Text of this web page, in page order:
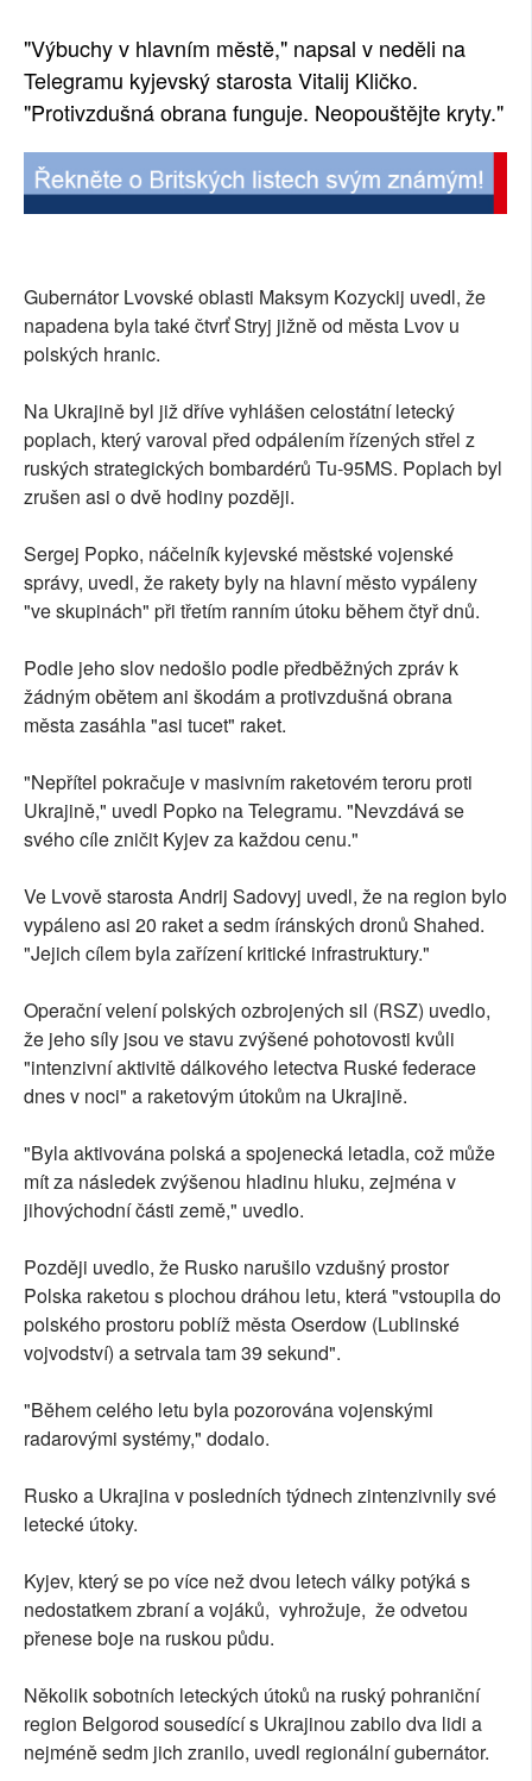
"Výbuchy v hlavním městě," napsal v neděli na
Telegramu kyjevský starosta Vitalij Kličko.
"Protivzdušná obrana funguje. Neopouštějte kryty."
Gubernátor Lvovské oblasti Maksym Kozyckij uvedl, že
napadena byla také čtvrť Stryj jižně od města Lvov u
polských hranic.
Na Ukrajině byl již dříve vyhlášen celostátní letecký
poplach, který varoval před odpálením řízených střel z
ruských strategických bombardérů Tu-95MS. Poplach byl
zrušen asi o dvě hodiny později.
Sergej Popko, náčelník kyjevské městské vojenské
správy, uvedl, že rakety byly na hlavní město vypáleny
"ve skupinách" při třetím ranním útoku během čtyř dnů.
Podle jeho slov nedošlo podle předběžných zpráv k
žádným obětem ani škodám a protivzdušná obrana
města zasáhla "asi tucet" raket.
"Nepřítel pokračuje v masivním raketovém teroru proti
Ukrajině," uvedl Popko na Telegramu. "Nevzdává se
svého cíle zničit Kyjev za každou cenu."
Ve Lvově starosta Andrij Sadovyj uvedl, že na region bylo
vypáleno asi 20 raket a sedm íránských dronů Shahed.
"Jejich cílem byla zařízení kritické infrastruktury."
Operační velení polských ozbrojených sil (RSZ) uvedlo,
že jeho síly jsou ve stavu zvýšené pohotovosti kvůli
"intenzivní aktivitě dálkového letectva Ruské federace
dnes v noci" a raketovým útokům na Ukrajině.
"Byla aktivována polská a spojenecká letadla, což může
mít za následek zvýšenou hladinu hluku, zejména v
jihovýchodní části země," uvedlo.
Později uvedlo, že Rusko narušilo vzdušný prostor
Polska raketou s plochou dráhou letu, která "vstoupila do
polského prostoru poblíž města Oserdow (Lublinské
vojvodství) a setrvala tam 39 sekund".
"Během celého letu byla pozorována vojenskými
radarovými systémy," dodalo.
Rusko a Ukrajina v posledních týdnech zintenzivnily své
letecké útoky.
Kyjev, který se po více než dvou letech války potýká s
nedostatkem zbraní a vojáků, vyhrožuje, že odvetou
přenese boje na ruskou půdu.
Několik sobotních leteckých útoků na ruský pohraniční
region Belgorod sousedící s Ukrajinou zabilo dva lidi a
nejméně sedm jich zranilo, uvedl regionální gubernátor.